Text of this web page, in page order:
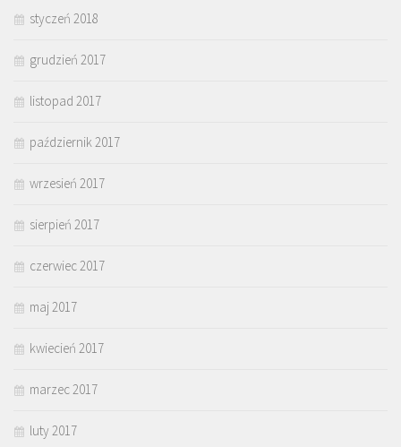
styczeń 2018
grudzień 2017
listopad 2017
październik 2017
wrzesień 2017
sierpień 2017
czerwiec 2017
maj 2017
kwiecień 2017
marzec 2017
luty 2017